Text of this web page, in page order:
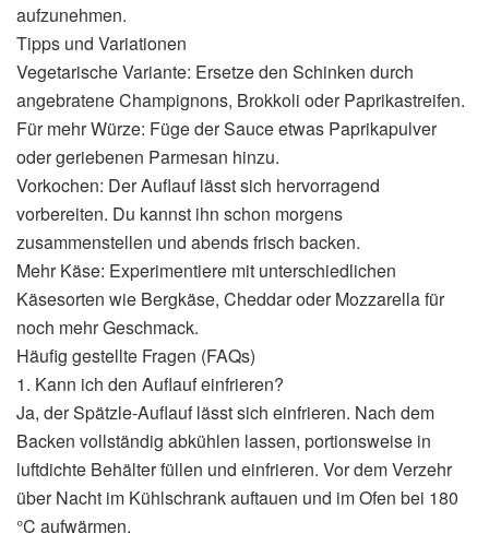
aufzunehmen.
Tipps und Variationen
Vegetarische Variante: Ersetze den Schinken durch
angebratene Champignons, Brokkoli oder Paprikastreifen.
Für mehr Würze: Füge der Sauce etwas Paprikapulver
oder geriebenen Parmesan hinzu.
Vorkochen: Der Auflauf lässt sich hervorragend
vorbereiten. Du kannst ihn schon morgens
zusammenstellen und abends frisch backen.
Mehr Käse: Experimentiere mit unterschiedlichen
Käsesorten wie Bergkäse, Cheddar oder Mozzarella für
noch mehr Geschmack.
Häufig gestellte Fragen (FAQs)
1. Kann ich den Auflauf einfrieren?
Ja, der Spätzle-Auflauf lässt sich einfrieren. Nach dem
Backen vollständig abkühlen lassen, portionsweise in
luftdichte Behälter füllen und einfrieren. Vor dem Verzehr
über Nacht im Kühlschrank auftauen und im Ofen bei 180
°C aufwärmen.